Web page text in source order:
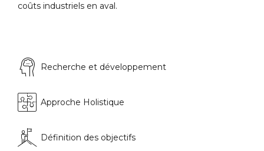
coûts industriels en aval.
Recherche et développement
Approche Holistique
Définition des objectifs